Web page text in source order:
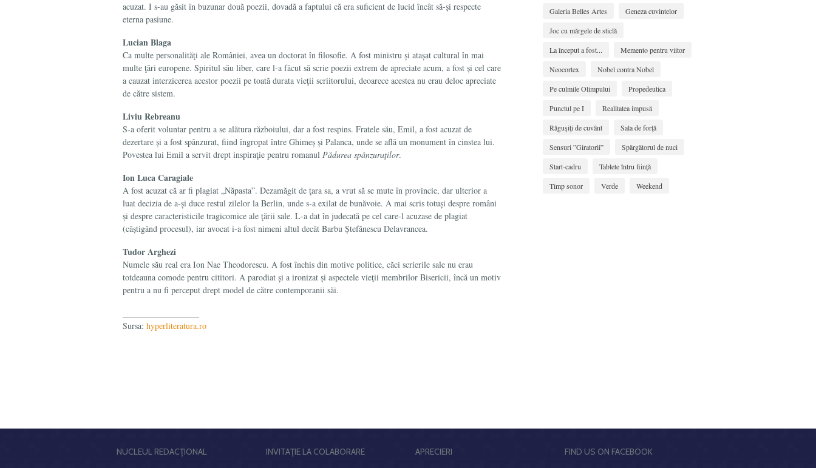
acuzat. I s-au găsit în buzunar două poezii, dovadă a faptului că era suficient de lucid încât să-și respecte
eterna pasiune.
Lucian Blaga
Ca multe personalităţi ale României, avea un doctorat în filosofie. A fost ministru și atașat cultural în mai
multe ţări europene. Spiritul său liber, care l-a făcut să scrie poezii extrem de apreciate acum, a fost și cel care
a cauzat interzicerea acestor poezii pe toată durata vieţii scriitorului, deoarece acestea nu erau deloc apreciate
de către sistem.
Liviu Rebreanu
S-a oferit voluntar pentru a se alătura războiului, dar a fost respins. Fratele său, Emil, a fost acuzat de
dezertare și a fost spânzurat, fiind îngropat între Ghimeș și Palanca, unde se află un monument în cinstea lui.
Povestea lui Emil a servit drept inspiraţie pentru romanul Pădurea spânzuraţilor.
Ion Luca Caragiale
A fost acuzat că ar fi plagiat „Năpasta”. Dezamăgit de ţara sa, a vrut să se mute în provincie, dar ulterior a
luat decizia de a-și duce restul zilelor la Berlin, unde s-a exilat de bunăvoie. A mai scris totuși despre români
și despre caracteristicile tragicomice ale ţării sale. L-a dat în judecată pe cel care-l acuzase de plagiat
(câștigând procesul), iar avocat i-a fost nimeni altul decât Barbu Ștefănescu Delavrancea.
Tudor Arghezi
Numele său real era Ion Nae Theodorescu. A fost închis din motive politice, căci scrierile sale nu erau
totdeauna comode pentru cititori. A parodiat și a ironizat și aspectele vieţii membrilor Bisericii, încă un motiv
pentru a nu fi perceput drept model de către contemporanii săi.
Sursa: hyperliteratura.ro
Galeria Belles Artes
Geneza cuvintelor
Joc cu mărgele de sticlă
La început a fost...
Memento pentru viitor
Neocortex
Nobel contra Nobel
Pe culmile Olimpului
Propedeutica
Punctul pe I
Realitatea impusă
Răguşiţi de cuvânt
Sala de forţă
Sensuri ”Giratorii”
Spărgătorul de nuci
Start-cadru
Tablete întru ființă
Timp sonor
Verde Weekend
NUCLEUL REDACŢIONAL INVITAŢIE LA COLABORARE APRECIERI FIND US ON FACEBOOK